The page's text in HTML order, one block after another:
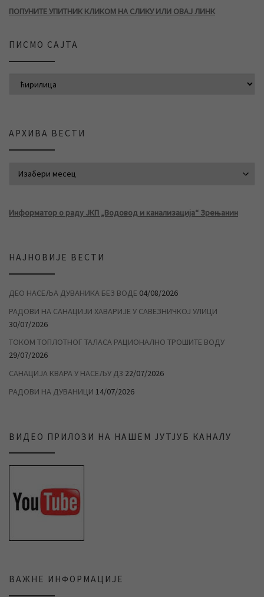
ПОПУНИТЕ УПИТНИК КЛИКОМ НА СЛИКУ ИЛИ ОВАЈ ЛИНК
ПИСМО САЈТА
АРХИВА ВЕСТИ
Информатор о раду ЈКП „Водовод и канализација“ Зрењанин
НАЈНОВИЈЕ ВЕСТИ
ДЕО НАСЕЉА ДУВАНИКА БЕЗ ВОДЕ 04/08/2026
РАДОВИ НА САНАЦИЈИ ХАВАРИЈЕ У САВЕЗНИЧКОЈ УЛИЦИ
30/07/2026
ТОКОМ ТОПЛОТНОГ ТАЛАСА РАЦИОНАЛНО ТРОШИТЕ ВОДУ
29/07/2026
САНАЦИЈА КВАРА У НАСЕЉУ Д3 22/07/2026
РАДОВИ НА ДУВАНИЦИ 14/07/2026
ВИДЕО ПРИЛОЗИ НА НАШЕМ ЈУТЈУБ КАНАЛУ
ВАЖНЕ ИНФОРМАЦИЈЕ